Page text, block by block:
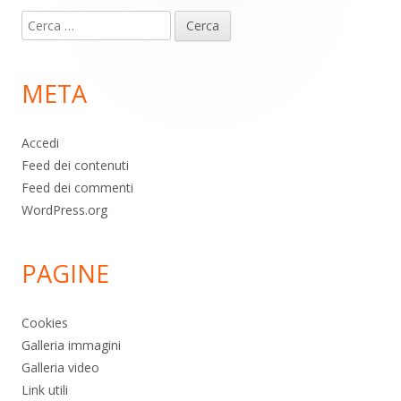
piè
pagina
Ricerca
per:
META
Accedi
Feed dei contenuti
Feed dei commenti
WordPress.org
PAGINE
Cookies
Galleria immagini
Galleria video
Link utili